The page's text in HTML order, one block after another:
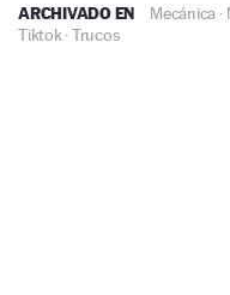
ARCHIVADO EN Mecánica ·
Tiktok ·Trucos